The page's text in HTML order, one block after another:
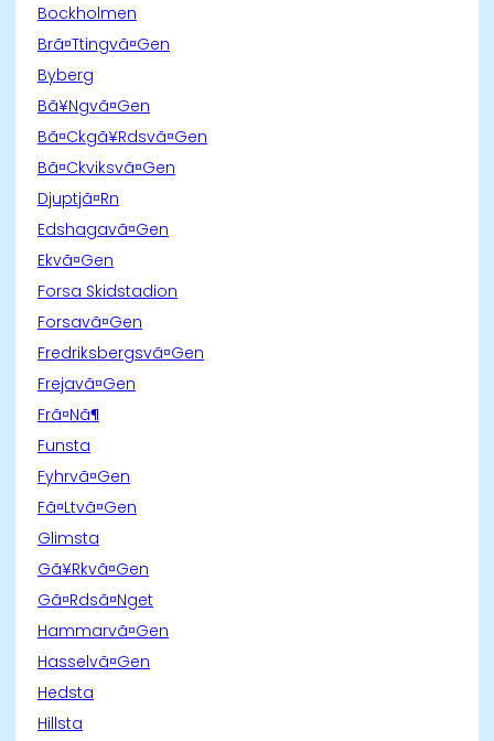
Bockholmen
Brã¤Ttingvã¤Gen
Byberg
Bã¥Ngvã¤Gen
Bã¤Ckgã¥Rdsvã¤Gen
Bã¤Ckviksvã¤Gen
Djuptjã¤Rn
Edshagavã¤Gen
Ekvã¤Gen
Forsa Skidstadion
Forsavã¤Gen
Fredriksbergsvã¤Gen
Frejavã¤Gen
Frã¤Nã¶
Funsta
Fyhrvã¤Gen
Fã¤Ltvã¤Gen
Glimsta
Gã¥Rkvã¤Gen
Gã¤Rdsã¤Nget
Hammarvã¤Gen
Hasselvã¤Gen
Hedsta
Hillsta